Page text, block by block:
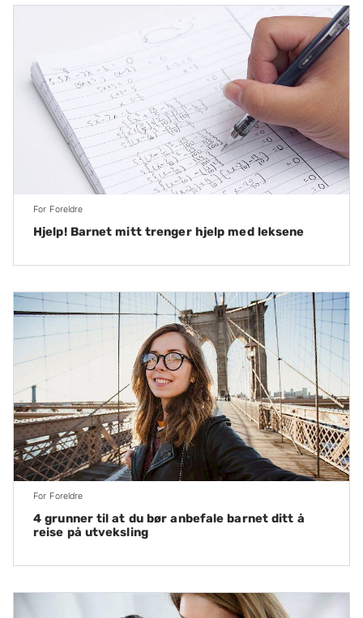
For Foreldre
Hjelp! Barnet mitt trenger hjelp med leksene
For Foreldre
4 grunner til at du bør anbefale barnet ditt å
reise på utveksling